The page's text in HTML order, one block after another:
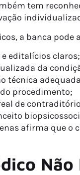
tem
a banca
editalícios claros;
da
técnica
procedimento;
de
afirma que o